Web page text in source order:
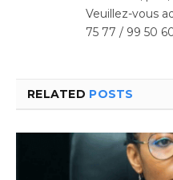
Veuillez-vous
75 77 / 99 50
RELATED POSTS